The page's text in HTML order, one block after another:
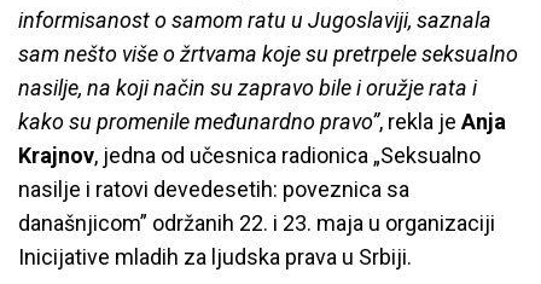
informisanost o samom ratu u Jugoslaviji, saznala
sam nešto više o žrtvama koje su pretrpele seksualno
nasilje, na koji način su zapravo bile i oružje rata i
kako su promenile međunardno pravo”, rekla je Anja
Krajnov, jedna od učesnica radionica „Seksualno
nasilje i ratovi devedesetih: poveznica sa
današnjicom” održanih 22. i 23. maja u organizaciji
Inicijative mladih za ljudska prava u Srbiji.